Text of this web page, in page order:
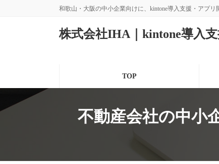
ッ
移
和歌山・大阪の中小企業向けに、kintone導入支援・アプ
株式会社IHA｜kintone導入
TOP
不動産会社の中小